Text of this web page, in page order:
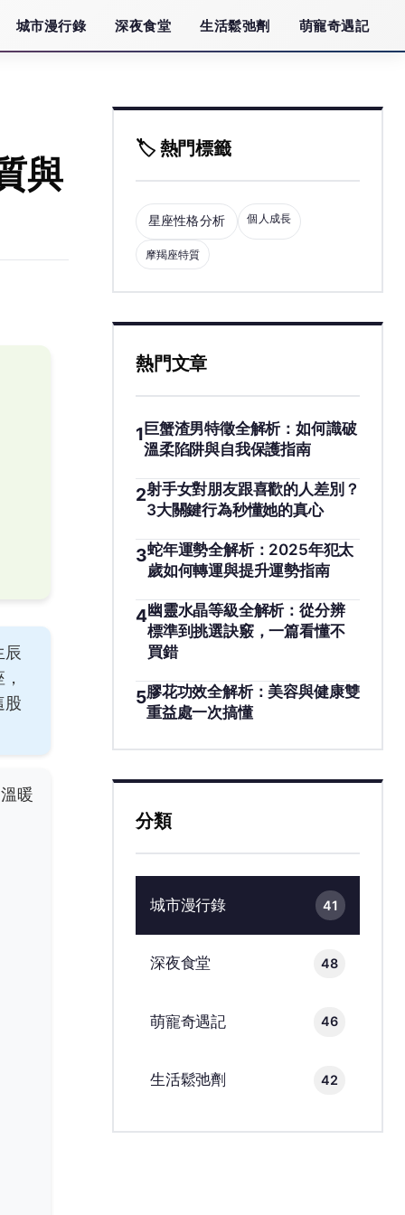
城市漫行錄 深夜食堂 生活鬆弛劑 萌寵奇遇記
與
辰
股
暖
🏷️ 熱門標籤
星座性格分析 個人成長
摩羯座特質
熱門文章
1 巨蟹渣男特徵全解析：如何識破
溫柔陷阱與自我保護指南
2射手女對朋友跟喜歡的人差別？
3大關鍵行為秒懂她的真心
3蛇年運勢全解析：2025年犯太
歲如何轉運與提升運勢指南
4幽靈水晶等級全解析：從分辨
標準到挑選訣竅，一篇看懂不
買錯
5膠花功效全解析：美容與健康雙
重益處一次搞懂
分類
城市漫行錄 41
深夜食堂 48
萌寵奇遇記 46
生活鬆弛劑 42